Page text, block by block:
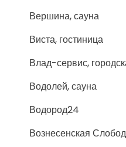
Вершина, сауна
Виста, гостиница
Влад-сервис,
Водолей, сауна
Водород24
Вознесенская